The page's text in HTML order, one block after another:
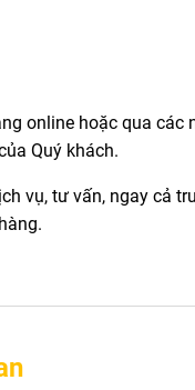
online hoặc qua các
Quý khách.
vụ, tư vấn, ngay cả